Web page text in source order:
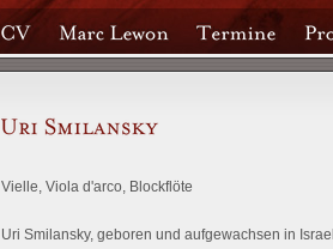
Vielle, Viola d'arco, Blockflöte
Uri Smilansky, geboren und aufgewachsen in